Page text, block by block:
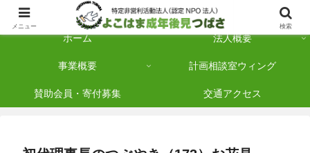
横浜市保土ケ谷区を拠点に「法人後見」を多数手がけている認定NPO法人です
ホーム 法人概要
事業概要 計画相談室ウィング
賛助会員・寄付募集 交通アクセス
メニュー 検索